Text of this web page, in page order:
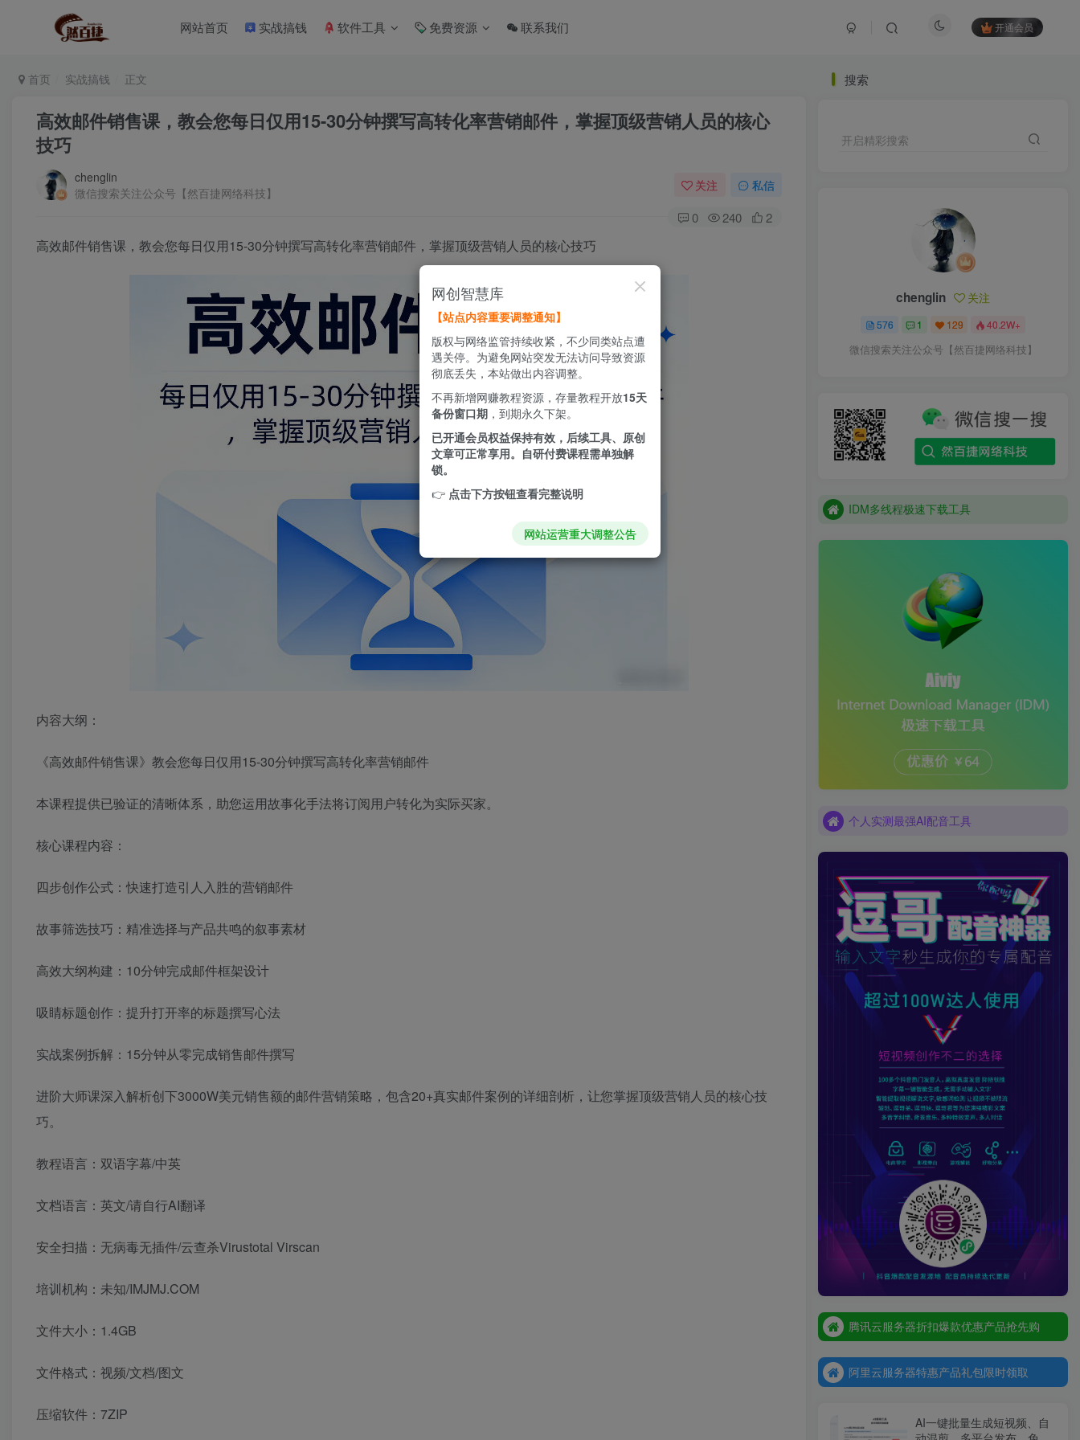
网站首页 实战搞钱 软件工具 免费资源 联系我们 开通会员
首页 实战搞钱 正文
高效邮件销售课，教会您每日仅用15-30分钟撰写高转化率营销邮件，掌握顶级营销人员的核心
技巧
chenglin
微信搜索关注公众号【然百捷网络科技】
关注 私信
0 240 2
高效邮件销售课，教会您每日仅用15-30分钟撰写高转化率营销邮件，掌握顶级营销人员的核心技巧
内容大纲：
《高效邮件销售课》教会您每日仅用15-30分钟撰写高转化率营销邮件
本课程提供已验证的清晰体系，助您运用故事化手法将订阅用户转化为实际买家。
核心课程内容：
四步创作公式：快速打造引人入胜的营销邮件
故事筛选技巧：精准选择与产品共鸣的叙事素材
高效大纲构建：10分钟完成邮件框架设计
吸睛标题创作：提升打开率的标题撰写心法
实战案例拆解：15分钟从零完成销售邮件撰写
进阶大师课深入解析创下3000W美元销售额的邮件营销策略，包含20+真实邮件案例的详细剖析，让您掌握顶级营销人员的核心技
巧。
教程语言：双语字幕/中英
文档语言：英文/请自行AI翻译
安全扫描：无病毒无插件/云查杀Virustotal Virscan
培训机构：未知/IMJMJ.COM
文件大小：1.4GB
文件格式：视频/文档/图文
压缩软件：7ZIP
搜索
开启精彩搜索
chenglin 关注
576 1 129 40.2W+
微信搜索关注公众号【然百捷网络科技】
IDM多线程极速下载工具
IDM多线程极速下载工具
个人实测最强AI配音工具
个人实测最强AI配音工具
个人实测最强AI配音工具
腾讯云服务器折扣爆款优惠产品抢先购
腾讯云服务器折扣爆款优惠产品抢先购
腾讯云服务器折扣爆款优惠产品抢先购
阿里云服务器特惠产品礼包限时领取
阿里云服务器特惠产品礼包限时领取
阿里云服务器特惠产品礼包限时领取
AI一键批量生成短视频、自
网创智慧库
【站点内容重要调整通知】
版权与网络监管持续收紧，不少同类站点遭
遇关停。为避免网站突发无法访问导致资源
彻底丢失，本站做出内容调整。
不再新增网赚教程资源，存量教程开放15天
备份窗口期 ，到期永久下架。
已开通会员权益保持有效，后续工具、原创
文章可正常享用。自研付费课程需单独解
锁。
👉 点击下方按钮查看完整说明
网站运营重大调整公告